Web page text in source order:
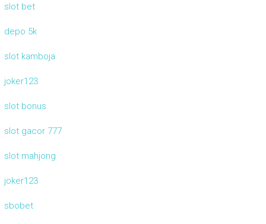
slot bet
depo 5k
slot kamboja
joker123
slot bonus
slot gacor 777
slot mahjong
joker123
sbobet